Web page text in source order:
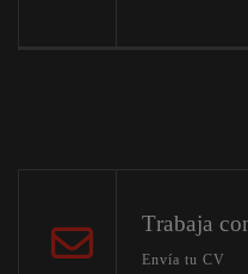
Trabaja
Envía tu CV